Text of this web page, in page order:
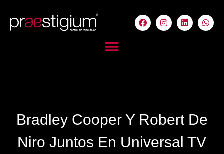
Bradley Cooper Y Robert De
Niro Juntos En Universal TV